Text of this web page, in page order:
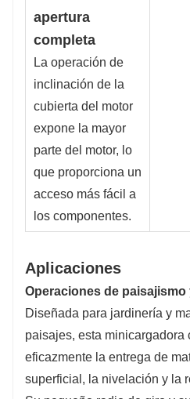
apertura
completa
La operación de
inclinación de la
cubierta del motor
expone la mayor
parte del motor, lo
que proporciona un
acceso más fácil a
los componentes.
Aplicaciones
Operaciones de paisajismo
Diseñada para jardinería y
paisajes, esta minicargadora
eficazmente la entrega de
superficial, la nivelación y la